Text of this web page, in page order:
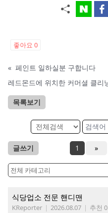
좋아요 0
« 페인트 일하실분 구합니다
목록보기
글쓰기 1 »
식당업소 전문 핸디맨
KReporter | 2026.08.07 | 추천 0